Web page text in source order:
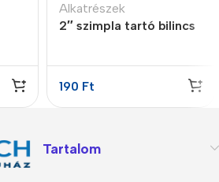
Alkatrészek
2″ szimpla tartó bilincs
190 Ft
Tartalom